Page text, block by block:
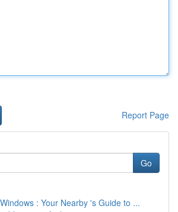
Report Page
Go
: Your Nearby 's Guide to ...